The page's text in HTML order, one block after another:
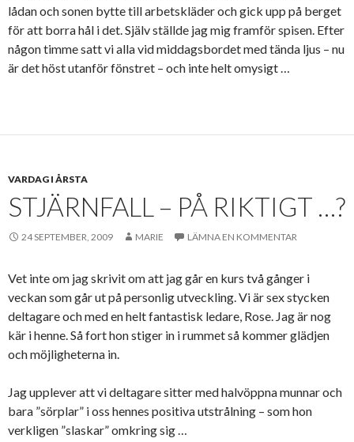
lådan och sonen bytte till arbetskläder och gick upp på berget
för att borra hål i det. Själv ställde jag mig framför spisen. Efter
någon timme satt vi alla vid middagsbordet med tända ljus – nu
är det höst utanför fönstret – och inte helt omysigt …
VARDAG I ÅRSTA
STJÄRNFALL – PÅ RIKTIGT …?
24 SEPTEMBER, 2009 MARIE LÄMNA EN KOMMENTAR
Vet inte om jag skrivit om att jag går en kurs två gånger i
veckan som går ut på personlig utveckling. Vi är sex stycken
deltagare och med en helt fantastisk ledare, Rose. Jag är nog
kär i henne. Så fort hon stiger in i rummet så kommer glädjen
och möjligheterna in.
Jag upplever att vi deltagare sitter med halvöppna munnar och
bara ”sörplar” i oss hennes positiva utstrålning – som hon
verkligen ”slaskar” omkring sig …